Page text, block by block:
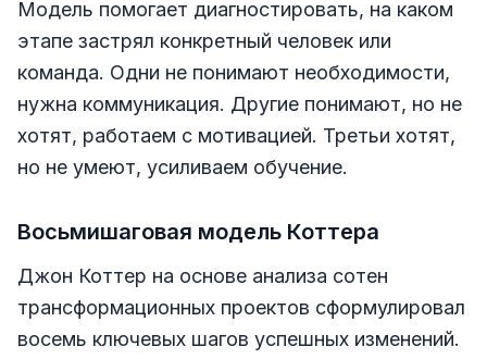
Модель помогает диагностировать, на каком
этапе застрял конкретный человек или
команда. Одни не понимают необходимости,
нужна коммуникация. Другие понимают, но не
хотят, работаем с мотивацией. Третьи хотят,
но не умеют, усиливаем обучение.
Восьмишаговая модель Коттера
Джон Коттер на основе анализа сотен
трансформационных проектов сформулировал
восемь ключевых шагов успешных изменений.